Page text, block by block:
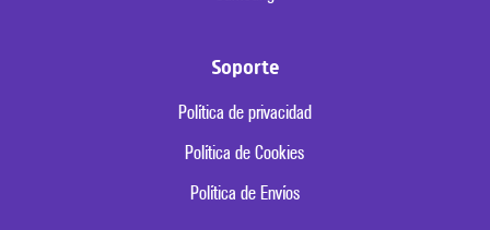
Soporte
Política de privacidad
Política de Cookies
Política de Envíos